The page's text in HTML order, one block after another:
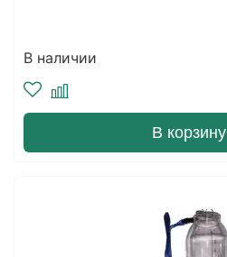
В наличии
В корзину